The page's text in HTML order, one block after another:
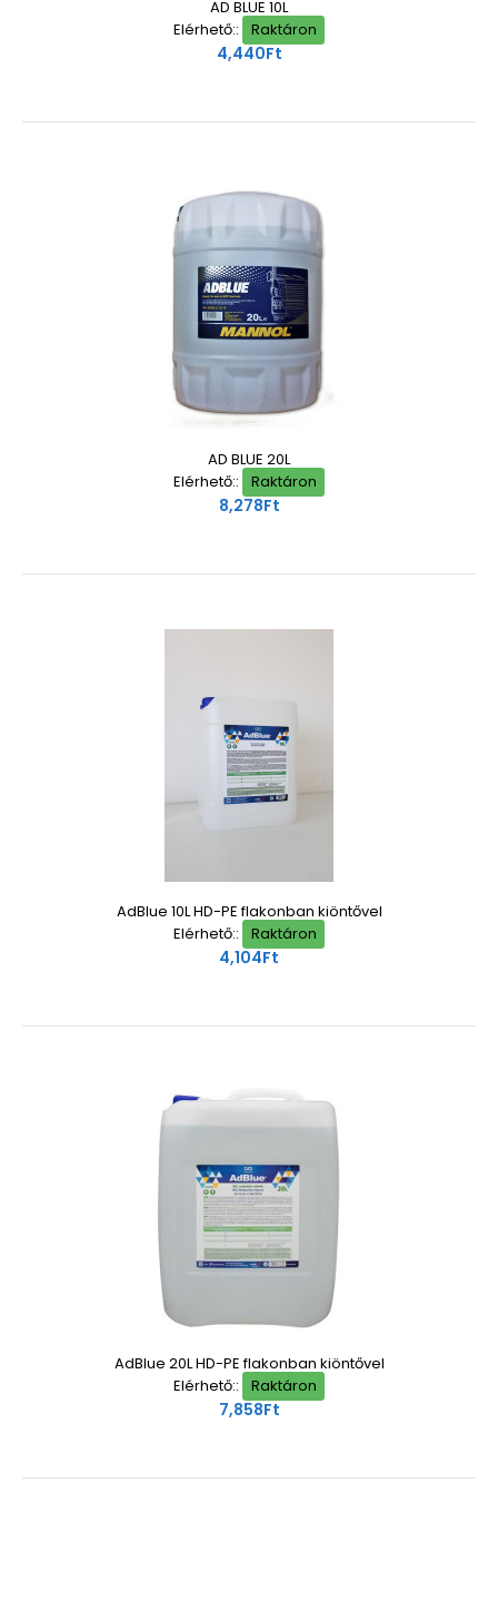
AD BLUE 10L
Elérhető::
Raktáron
4,440Ft
AD BLUE 20L
Elérhető::
Raktáron
8,278Ft
AdBlue 10L HD-PE flakonban kiöntővel
Elérhető::
Raktáron
4,104Ft
AdBlue 20L HD-PE flakonban kiöntővel
Elérhető::
Raktáron
7,858Ft